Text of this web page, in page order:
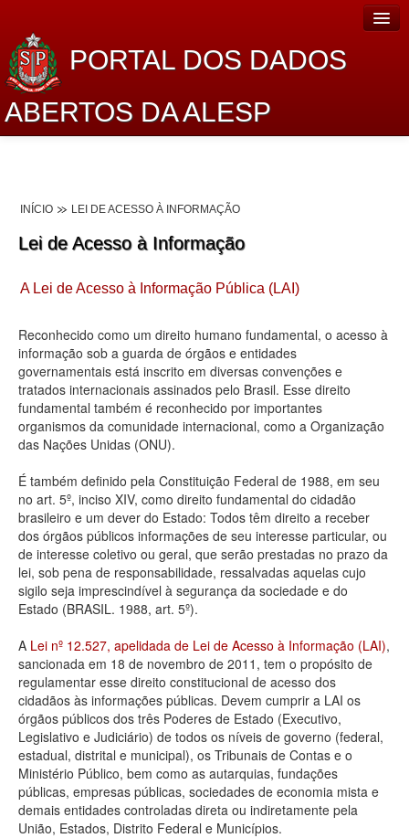
PORTAL DOS DADOS
ABERTOS DA ALESP
Lei de Acesso à Informação
Dados Governamentais Abertos
Planejamento
Catálogo de dados
Processo Legislativo
Deputados Estaduais
Administração
Legislação
Agenda
Perguntas frequentes
Contato
INÍCIO LEI DE ACESSO À INFORMAÇÃO
Lei de Acesso à Informação
A Lei de Acesso à Informação Pública (LAI)
Reconhecido como um direito humano fundamental, o acesso à
informação sob a guarda de órgãos e entidades
governamentais está inscrito em diversas convenções e
tratados internacionais assinados pelo Brasil. Esse direito
fundamental também é reconhecido por importantes
organismos da comunidade internacional, como a Organização
das Nações Unidas (ONU).
É também definido pela Constituição Federal de 1988, em seu
no art. 5º, inciso XIV, como direito fundamental do cidadão
brasileiro e um dever do Estado: Todos têm direito a receber
dos órgãos públicos informações de seu interesse particular, ou
de interesse coletivo ou geral, que serão prestadas no prazo da
lei, sob pena de responsabilidade, ressalvadas aquelas cujo
sigilo seja imprescindível à segurança da sociedade e do
Estado (BRASIL. 1988, art. 5º).
A Lei nº 12.527, apelidada de Lei de Acesso à Informação (LAI),
sancionada em 18 de novembro de 2011, tem o propósito de
regulamentar esse direito constitucional de acesso dos
cidadãos às informações públicas. Devem cumprir a LAI os
órgãos públicos dos três Poderes de Estado (Executivo,
Legislativo e Judiciário) de todos os níveis de governo (federal,
estadual, distrital e municipal), os Tribunais de Contas e o
Ministério Público, bem como as autarquias, fundações
públicas, empresas públicas, sociedades de economia mista e
demais entidades controladas direta ou indiretamente pela
União, Estados, Distrito Federal e Municípios.